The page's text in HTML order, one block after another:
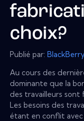
choix?
Publié par: BlackBerry
Au cours des
dominante que la
des travailleurs sont
Les besoins des
étant en conflit avec